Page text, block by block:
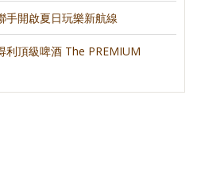
開啟夏日玩樂新航線
利頂級啤酒 The PREMIUM